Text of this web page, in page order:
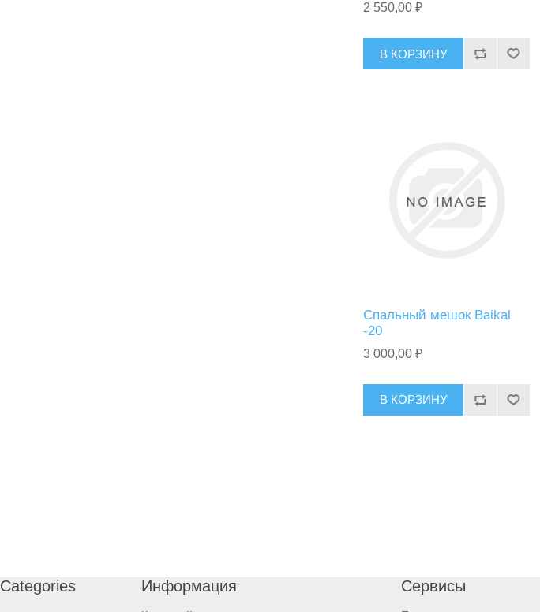
2 550,00 ₽
В КОРЗИНУ
Спальный мешок Baikal
-20
3 000,00 ₽
В КОРЗИНУ
Categories Информация Сервисы